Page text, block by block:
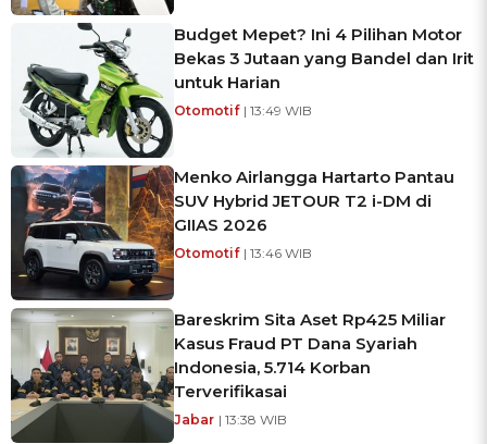
Budget Mepet? Ini 4 Pilihan Motor
Bekas 3 Jutaan yang Bandel dan Irit
untuk Harian
Otomotif | 13:49 WIB
Menko Airlangga Hartarto Pantau
SUV Hybrid JETOUR T2 i-DM di
GIIAS 2026
Otomotif | 13:46 WIB
Bareskrim Sita Aset Rp425 Miliar
Kasus Fraud PT Dana Syariah
Indonesia, 5.714 Korban
Terverifikasai
Jabar | 13:38 WIB